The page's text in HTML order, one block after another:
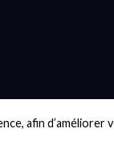
afin